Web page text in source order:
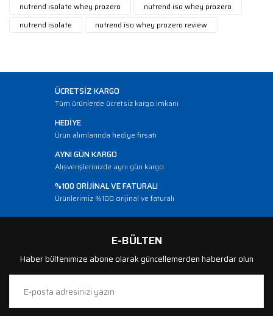
nutrend isolate whey prozero
nutrend iso whey prozero
nutrend isolate
nutrend iso whey prozero review
ÜCRETSİZ KARGO
Tüm ürünlerde ücretsiz kargo imkanı
HEDİYE
Ürün alımlarında hediye fırsatı
AYNI GÜN KARGO
Alışverişlerinizde aynı gün kargo
%100 ORİJİNAL VE FATURALI
Ürünlerimiz %100 orijinal ve faturalı
E-BÜLTEN
Haber bültenimize abone olarak güncellemerden haberdar olun